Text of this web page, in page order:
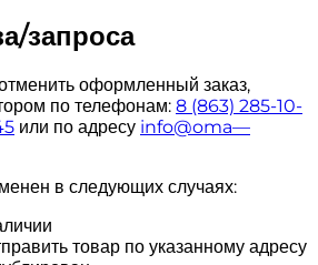
запроса
оформленный заказ,
по телефонам: 8 (863) 285-10-
или по адресу info@oma—
в следующих случаях:
товар по указанному адресу